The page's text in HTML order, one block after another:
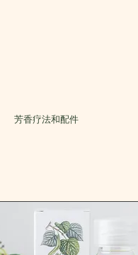
芳香疗法和配件